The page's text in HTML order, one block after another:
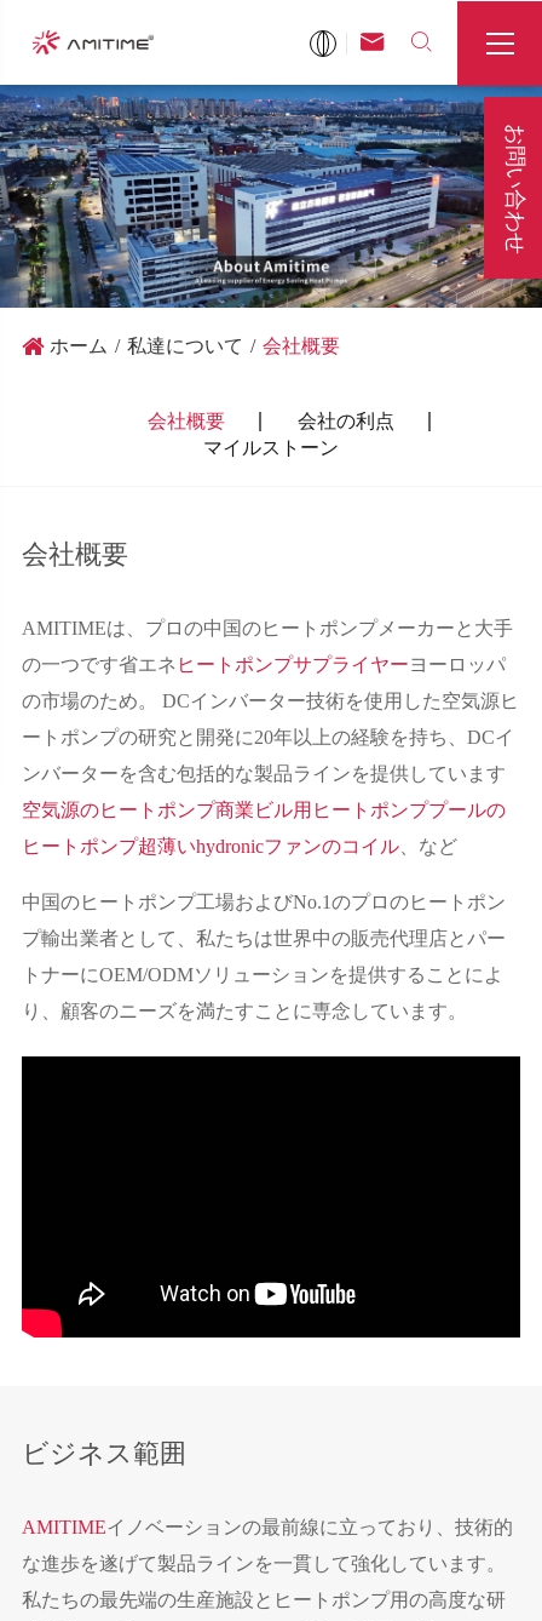
 

ホーム 私達について 会社概要
会社概要
会社の利点
マイルストーン
会社概要
AMITIMEは、プロの中国のヒートポンプメーカーと大手
の一つです省エネ ヒートポンプサプライヤーヨーロッパ
の市場のため。 DCインバーター技術を使用した空気源ヒ
ートポンプの研究と開発に20年以上の経験を持ち、DCイ
ンバーターを含む包括的な製品ラインを提供しています
空気源のヒートポンプ商業ビル用ヒートポンププールの
ヒートポンプ超薄いhydronicファンのコイル、など
中国のヒートポンプ工場およびNo.1のプロのヒートポン
プ輸出業者として、私たちは世界中の販売代理店とパー
トナーにOEM/ODMソリューションを提供することによ
り、顧客のニーズを満たすことに専念しています。
ビジネス範囲
AMITIMEイノベーションの最前線に立っており、技術的
な進歩を遂げて製品ラインを一貫して強化しています。
私たちの最先端の生産施設とヒートポンプ用の高度な研
お問い合わせ